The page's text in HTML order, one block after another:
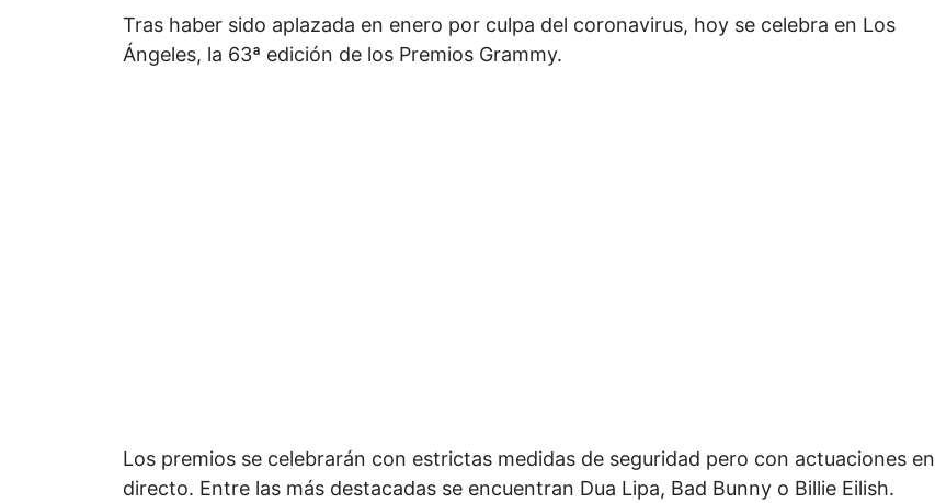
Tras haber sido aplazada en enero por culpa del coronavirus, hoy se celebra en Los
Ángeles, la 63ª edición de los Premios Grammy.
Los premios se celebrarán con estrictas medidas de seguridad pero con actuaciones en
directo. Entre las más destacadas se encuentran Dua Lipa, Bad Bunny o Billie Eilish.